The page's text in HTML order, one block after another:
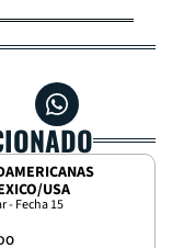
USA
- Fecha 15